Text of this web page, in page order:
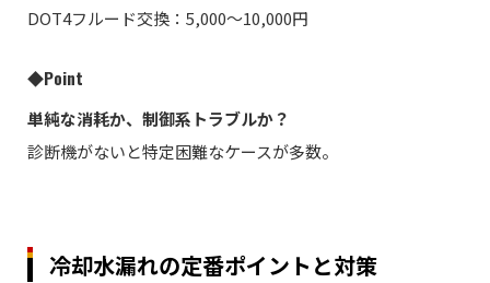
DOT4フルード交換：5,000〜10,000円
◆Point
単純な消耗か、制御系トラブルか？
診断機がないと特定困難なケースが多数。
冷却水漏れの定番ポイントと対策